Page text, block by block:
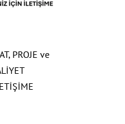
PROJE ve